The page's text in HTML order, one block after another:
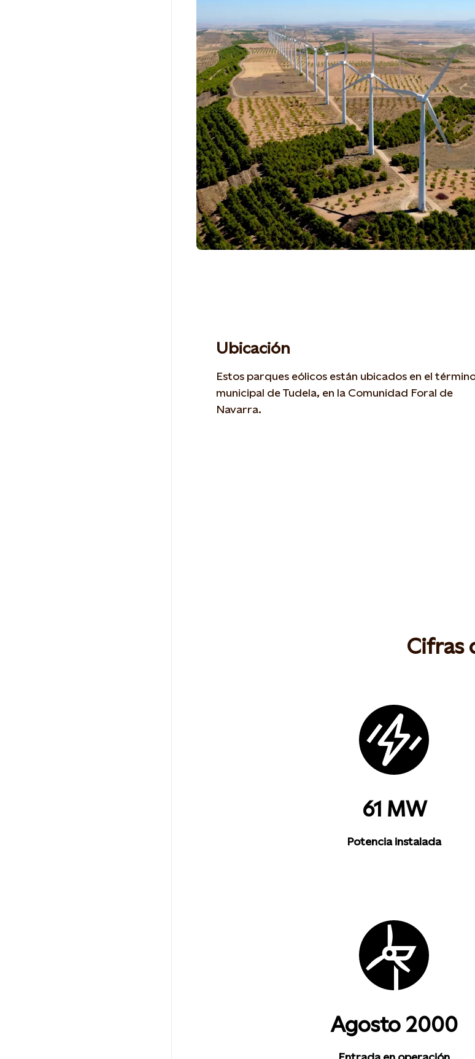
Ubicación
Estos parques eólicos están ubicados en el
municipal de Tudela, en la Comunidad Foral de
Navarra.
Cifras
61 MW
Potencia instalada
Agosto 2000